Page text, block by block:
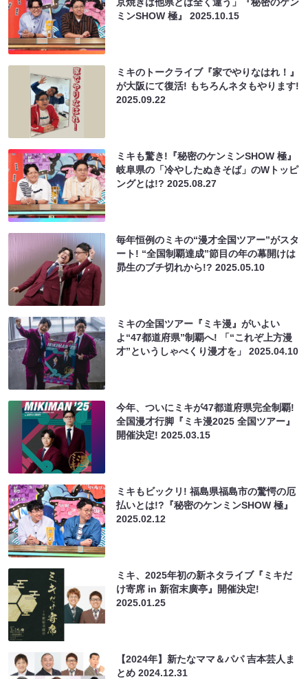
ミンSHOW 極』2025.10.15
ミキのトークライブ『家でやりなはれ！』
が大阪にて復活! もちろんネタもやります!
2025.09.22
ミキも驚き!『秘密のケンミンSHOW 極』
岐阜県の「冷やしたぬきそば」のWトッピ
ングとは!?2025.08.27
毎年恒例のミキの“漫才全国ツアー”がスタ
ート! “全国制覇達成”節目の年の幕開けは
昴生のブチ切れから!?2025.05.10
ミキの全国ツアー『ミキ漫』がいよい
よ“47都道府県”制覇へ! 「“これぞ上方漫
才”というしゃべくり漫才を」2025.04.10
今年、ついにミキが47都道府県完全制覇!
全国漫才行脚『ミキ漫2025 全国ツアー』
開催決定!2025.03.15
ミキもビックリ! 福島県福島市の驚愕の厄
払いとは!?『秘密のケンミンSHOW 極』
2025.02.12
ミキ、2025年初の新ネタライブ『ミキだ
け寄席 in 新宿末廣亭』開催決定!
2025.01.25
【2024年】新たなママ＆パパ 吉本芸人ま
とめ2024.12.31